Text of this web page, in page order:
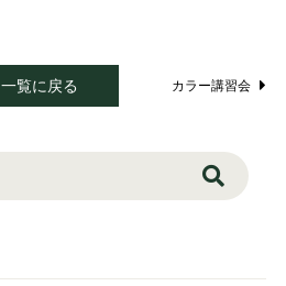
一覧に戻る カラー講習会